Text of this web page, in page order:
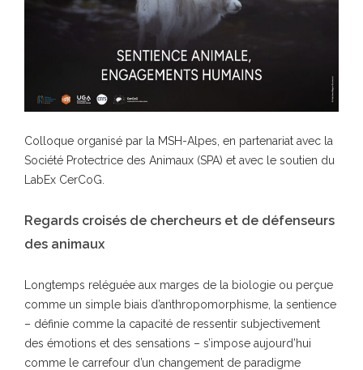
Colloque organisé par la MSH-Alpes, en partenariat avec la
Société Protectrice des Animaux (SPA) et avec le soutien du
LabEx CerCoG.
Regards croisés de chercheurs et de défenseurs
des animaux
Longtemps reléguée aux marges de la biologie ou perçue
comme un simple biais d’anthropomorphisme, la sentience
– définie comme la capacité de ressentir subjectivement
des émotions et des sensations – s’impose aujourd’hui
comme le carrefour d’un changement de paradigme